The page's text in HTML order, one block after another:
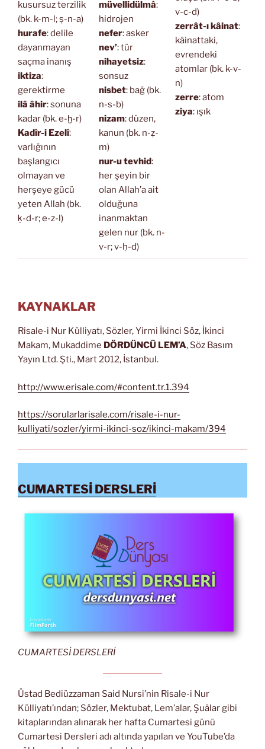
kusursuz terzilik
(bk. k-m-l; ṣ-n-a)
hurafe: delile
dayanmayan
saçma inanış
iktiza:
gerektirme
ilâ âhir: sonuna
kadar (bk. e-ḫ-r)
Kadîr-i Ezelî:
varlığının
başlangıcı
olmayan ve
herşeye gücü
yeten Allah (bk.
ḳ-d-r; e-z-l)
müvellidülmâ:
hidrojen
nefer: asker
nev’: tür
nihayetsiz:
sonsuz
nisbet: bağ (bk.
n-s-b)
nizam: düzen,
kanun (bk. n-ẓ-
m)
nur-u tevhid:
her şeyin bir
olan Allah’a ait
olduğuna
inanmaktan
gelen nur (bk. n-
v-r; v-ḥ-d)
v-c-d)
zerrât-ı kâinat:
kâinattaki,
evrendeki
atomlar (bk. k-v-
n)
zerre: atom
ziya: ışık
KAYNAKLAR
Risale-i Nur Külliyatı, Sözler, Yirmi İkinci Söz, İkinci
Makam, Mukaddime DÖRDÜNCÜ LEM’A, Söz Basım
Yayın Ltd. Şti., Mart 2012, İstanbul.
http://www.erisale.com/#content.tr.1.394
https://sorularlarisale.com/risale-i-nur-
kulliyati/sozler/yirmi-ikinci-soz/ikinci-makam/394
CUMARTESİ DERSLERİ
CUMARTESİ DERSLERİ
Üstad Bediüzzaman Said Nursi’nin Risale-i Nur
Külliyatı’ından; Sözler, Mektubat, Lem’alar, Şuâlar gibi
kitaplarından alınarak her hafta Cumartesi günü
Cumartesi Dersleri adı altında yapılan ve YouTube’da